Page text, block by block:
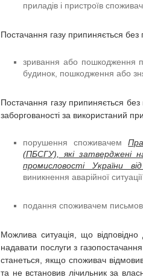
приладів і пристроїв
Постачання газу припиняється без
зривання або пошкодження
будинок, пошкодження або
Постачання газу припиняється
заборгованості за використаний
порушення споживачем
(ПБСГУ), які затверджені
промисловості України
виникнення аварійної ситуації
подання споживачем
Можлива ситуація, що
надавати послуги з
станеться, якщо споживач
та не встановив лічильник за